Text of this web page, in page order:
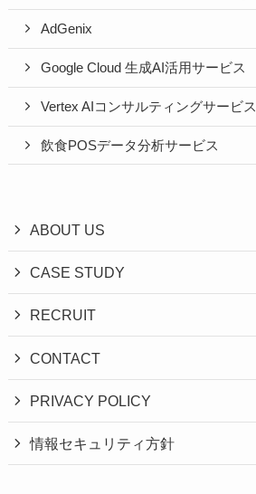
AdGenix
Google Cloud 生成AI活用サービス
Vertex AIコンサルティングサービス
飲食POSデータ分析サービス
ABOUT US
CASE STUDY
RECRUIT
CONTACT
PRIVACY POLICY
情報セキュリティ方針